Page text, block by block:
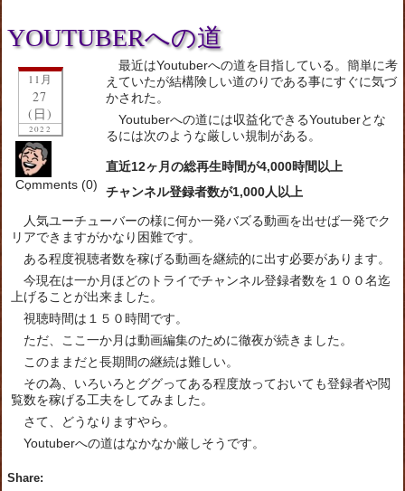
YOUTUBERへの道
11月
27
(日)
2022
Comments (0)
最近はYoutuberへの道を目指している。簡単に考
えていたが結構険しい道のりである事にすぐに気づ
かされた。
Youtuberへの道には収益化できるYoutuberとな
るには次のような厳しい規制がある。
直近12ヶ月の総再生時間が4,000時間以上
チャンネル登録者数が1,000人以上
人気ユーチューバーの様に何か一発バズる動画を出せば一発でク
リアできますがかなり困難です。
ある程度視聴者数を稼げる動画を継続的に出す必要があります。
今現在は一か月ほどのトライでチャンネル登録者数を１００名迄
上げることが出来ました。
視聴時間は１５０時間です。
ただ、ここ一か月は動画編集のために徹夜が続きました。
このままだと長期間の継続は難しい。
その為、いろいろとググってある程度放っておいても登録者や閲
覧数を稼げる工夫をしてみました。
さて、どうなりますやら。
Youtuberへの道はなかなか厳しそうです。
Share: